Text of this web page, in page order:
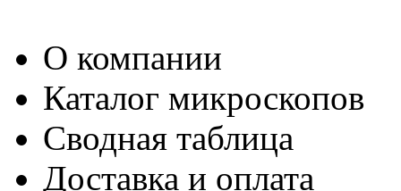
О компании
Каталог микроскопов
Сводная таблица
Доставка и оплата